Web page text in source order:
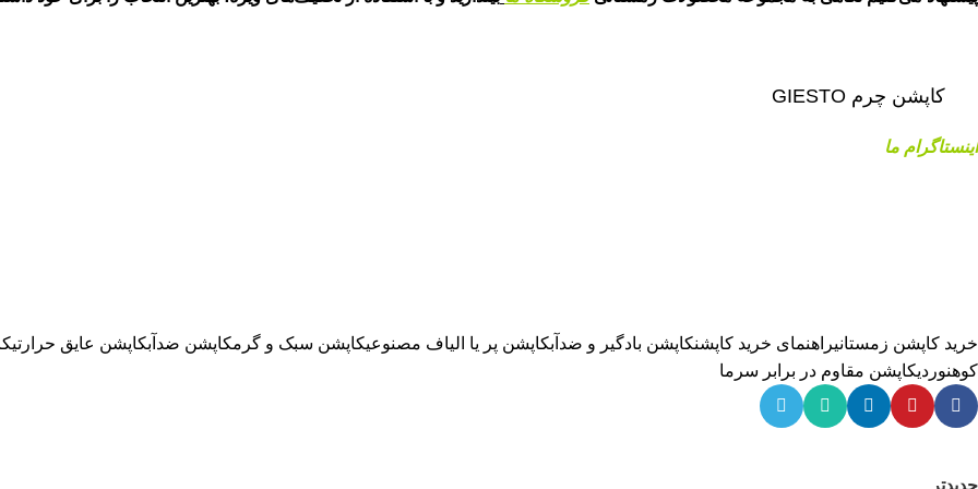
کاپشن چرم GIESTO
اینستاگرام ما
خرید کاپشن زمستانیراهنمای خرید کاپشنکاپشن بادگیر و ضدآبکاپشن پر یا الیاف مصنوعیکاپشن سبک و گرمکاپشن ضدآبکاپشن عایق حرارتی
کوهنوردیکاپشن مقاوم در برابر سرما
جدیدتر